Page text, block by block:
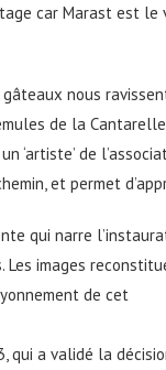
car Marast est
nous
de la
un ‘artiste’ de
et permet
qui narre
images
de cet
qui a validé la